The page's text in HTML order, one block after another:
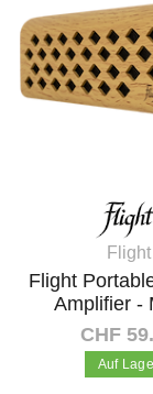
Flight
Flight
Amplifier -
CHF
Auf